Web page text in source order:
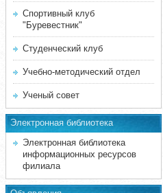
Спортивный клуб
"Буревестник"
Студенческий клуб
Учебно-методический отдел
Ученый совет
Электронная библиотека
Электронная библиотека
информационных ресурсов
филиала